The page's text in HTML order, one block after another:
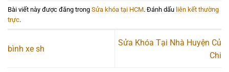
Bài viết này được đăng trong Sửa khóa tại HCM. Đánh dấu liên kết thường
trực.
bình xe sh
Sửa Khóa Tại Nhà Huyện Củ
Chi